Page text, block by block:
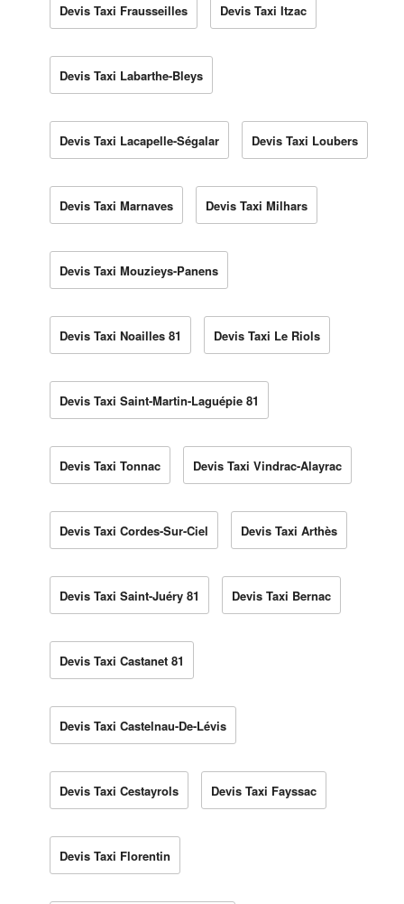
Devis Taxi Frausseilles Devis Taxi Itzac
Devis Taxi Labarthe-Bleys
Devis Taxi Lacapelle-Ségalar Devis Taxi Loubers
Devis Taxi Marnaves Devis Taxi Milhars
Devis Taxi Mouzieys-Panens
Devis Taxi Noailles 81 Devis Taxi Le Riols
Devis Taxi Saint-Martin-Laguépie 81
Devis Taxi Tonnac Devis Taxi Vindrac-Alayrac
Devis Taxi Cordes-Sur-Ciel Devis Taxi Arthès
Devis Taxi Saint-Juéry 81 Devis Taxi Bernac
Devis Taxi Castanet 81
Devis Taxi Castelnau-De-Lévis
Devis Taxi Cestayrols Devis Taxi Fayssac
Devis Taxi Florentin